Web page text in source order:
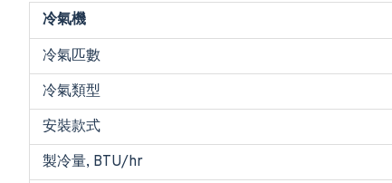
冷氣機
冷氣匹數
冷氣類型
安裝款式
製冷量, BTU/hr